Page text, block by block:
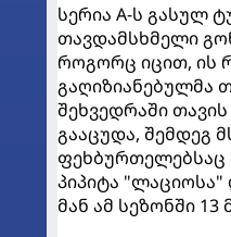
სერია A-ს გასულ
თავდამსხმელი
როგორც იცით, ის
გაღიზიანებულმა
შეხვედრაში
გააცუდა, შემდეგ
ფეხბურთელებსაც
პიპიტა "ლაციოსა"
მან ამ სეზონში